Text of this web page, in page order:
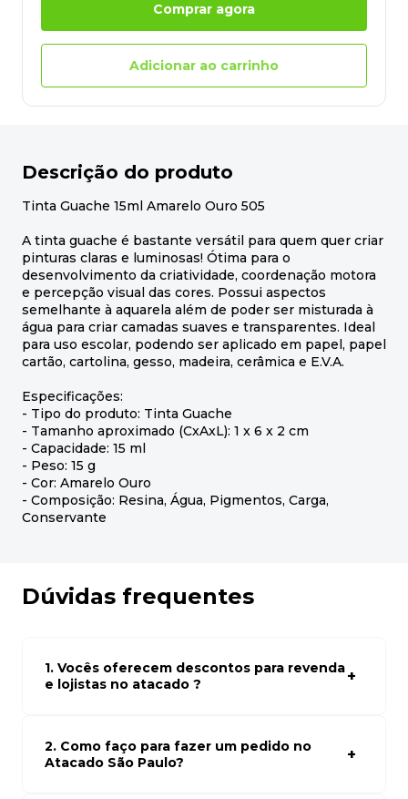
Comprar agora
Adicionar ao carrinho
Descrição do produto
Tinta Guache 15ml Amarelo Ouro 505
A tinta guache é bastante versátil para quem quer criar
pinturas claras e luminosas! Ótima para o
desenvolvimento da criatividade, coordenação motora
e percepção visual das cores. Possui aspectos
semelhante à aquarela além de poder ser misturada à
água para criar camadas suaves e transparentes. Ideal
para uso escolar, podendo ser aplicado em papel, papel
cartão, cartolina, gesso, madeira, cerâmica e E.V.A.
Especificações:
- Tipo do produto: Tinta Guache
- Tamanho aproximado (CxAxL): 1 x 6 x 2 cm
- Capacidade: 15 ml
- Peso: 15 g
- Cor: Amarelo Ouro
- Composição: Resina, Água, Pigmentos, Carga,
Conservante
Dúvidas frequentes
1. Vocês oferecem descontos para revenda
e lojistas no atacado ?
atacado empresas e compre com os melhores preços
para seu modelo de negócio
2. Como faço para fazer um pedido no
Atacado São Paulo?